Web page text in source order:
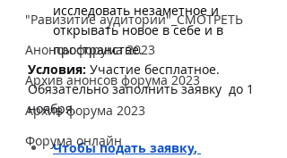
"Равизитие аудиторий"_СМОТРЕТЬ
Анонсы форума 2023
Архив анонсов форума 2023
Архив форума 2023
Форума онлайн
исследовать незаметное и
открывать новое в себе и в
пространстве.
Условия: Участие бесплатное.
Обязательно заполнить заявку  до 1
ноября.
Чтобы подать заявку,